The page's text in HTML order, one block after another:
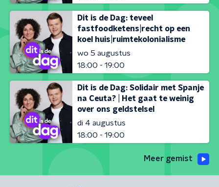
Dit is de Dag: teveel
fastfoodketens|recht op een
koel huis|ruimtekolonialisme
wo 5 augustus
18:00 - 19:00
Dit is de Dag: Solidair met Spanje
na Ceuta? | Het gaat te weinig
over ons geldstelsel
di 4 augustus
18:00 - 19:00
Meer gemist